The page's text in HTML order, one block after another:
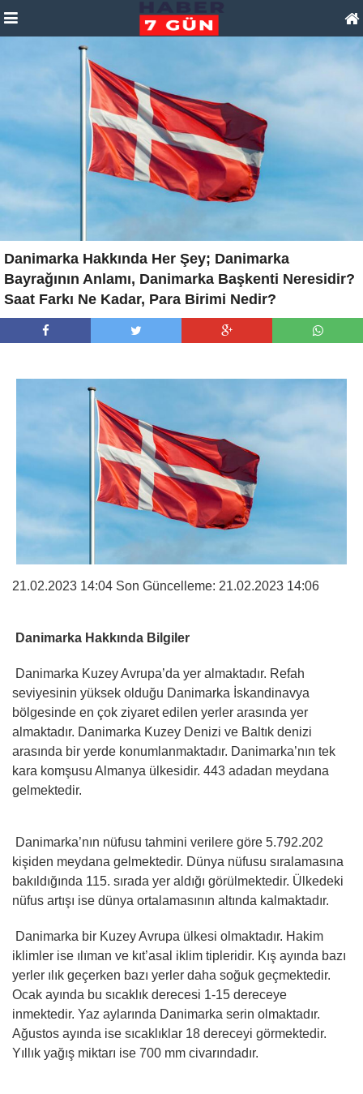
Danimarka Hakkında Her Şey; Danimarka
Bayrağının Anlamı, Danimarka Başkenti Neresidir?
Saat Farkı Ne Kadar, Para Birimi Nedir?
21.02.2023 14:04 Son Güncelleme: 21.02.2023 14:06
Danimarka Hakkında Bilgiler
Danimarka Kuzey Avrupa’da yer almaktadır. Refah
seviyesinin yüksek olduğu Danimarka İskandinavya
bölgesinde en çok ziyaret edilen yerler arasında yer
almaktadır. Danimarka Kuzey Denizi ve Baltık denizi
arasında bir yerde konumlanmaktadır. Danimarka’nın tek
kara komşusu Almanya ülkesidir. 443 adadan meydana
gelmektedir.
Danimarka’nın nüfusu tahmini verilere göre 5.792.202
kişiden meydana gelmektedir. Dünya nüfusu sıralamasına
bakıldığında 115. sırada yer aldığı görülmektedir. Ülkedeki
nüfus artışı ise dünya ortalamasının altında kalmaktadır.
Danimarka bir Kuzey Avrupa ülkesi olmaktadır. Hakim
iklimler ise ılıman ve kıt’asal iklim tipleridir. Kış ayında bazı
yerler ılık geçerken bazı yerler daha soğuk geçmektedir.
Ocak ayında bu sıcaklık derecesi 1-15 dereceye
inmektedir. Yaz aylarında Danimarka serin olmaktadır.
Ağustos ayında ise sıcaklıklar 18 dereceyi görmektedir.
Yıllık yağış miktarı ise 700 mm civarındadır.